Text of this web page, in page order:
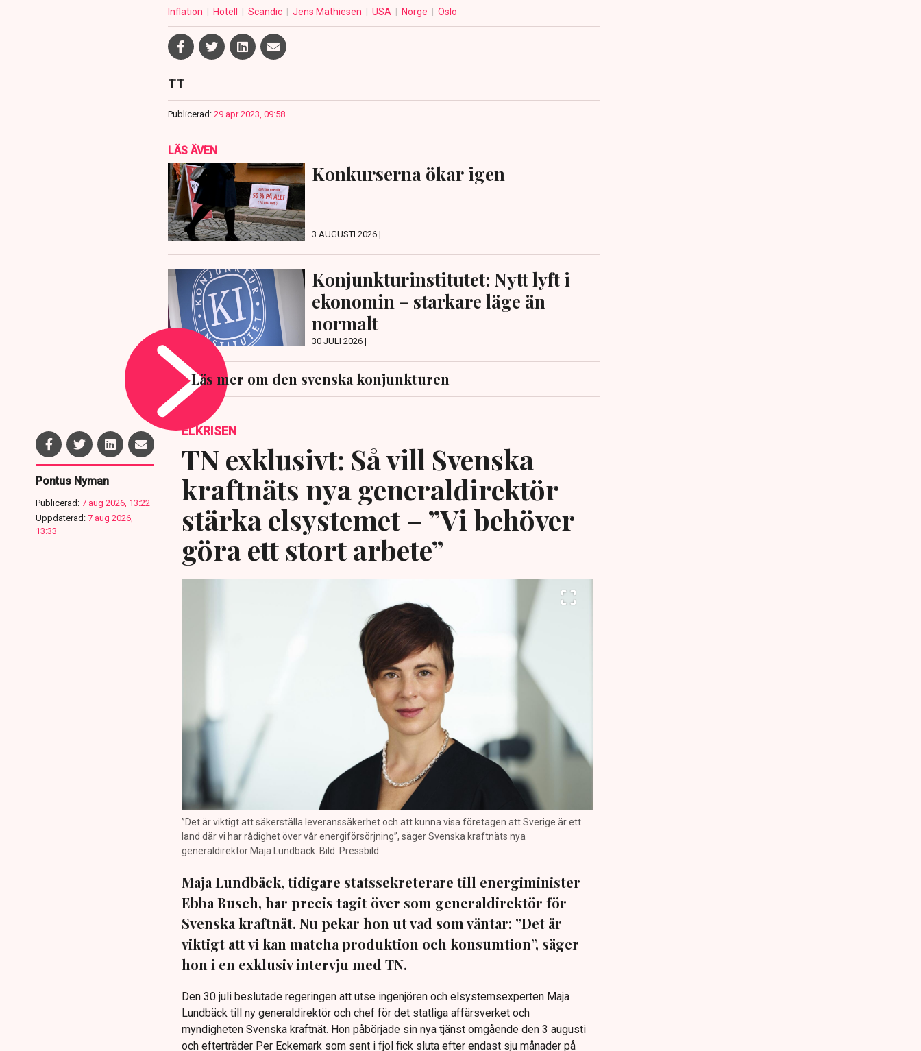
Inflation Hotell Scandic Jens Mathiesen USA Norge Oslo
TT
Publicerad: 29 apr 2023, 09:58
LÄS ÄVEN
Konkurserna ökar igen
3 AUGUSTI 2026 |
Konjunkturinstitutet: Nytt lyft i
ekonomin – starkare läge än
normalt
30 JULI 2026 |
Läs mer om den svenska konjunkturen
Pontus Nyman
Publicerad: 7 aug 2026, 13:22
Uppdaterad: 7 aug 2026,
13:33
ELKRISEN
TN exklusivt: Så vill Svenska
kraftnäts nya generaldirektör
stärka elsystemet – ”Vi behöver
göra ett stort arbete”
”Det är viktigt att säkerställa leveranssäkerhet och att kunna visa företagen att Sverige är ett
land där vi har rådighet över vår energiförsörjning”, säger Svenska kraftnäts nya
generaldirektör Maja Lundbäck. Bild: Pressbild
Maja Lundbäck, tidigare statssekreterare till energiminister
Ebba Busch, har precis tagit över som generaldirektör för
Svenska kraftnät. Nu pekar hon ut vad som väntar: ”Det är
viktigt att vi kan matcha produktion och konsumtion”, säger
hon i en exklusiv intervju med TN.
Den 30 juli beslutade regeringen att utse ingenjören och elsystemsexperten Maja
Lundbäck till ny generaldirektör och chef för det statliga affärsverket och
myndigheten Svenska kraftnät. Hon påbörjade sin nya tjänst omgående den 3 augusti
och efterträder Per Eckemark som sent i fjol fick sluta efter endast sju månader på